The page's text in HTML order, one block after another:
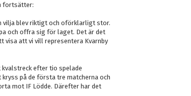
fortsätter:
vilja blev riktigt och oförklarligt stor.
och offra sig för laget. Det är det
att vi vill representera Kvarnby
efter tio spelade
på de första tre matcherna och
mot IF Lödde. Därefter har det